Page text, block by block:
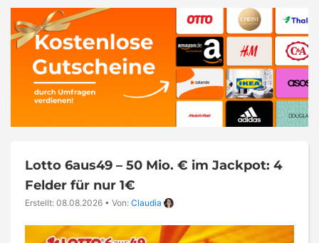
Lotto 6aus49 – 50 Mio. € im Jackpot: 4
Felder für nur 1€
Erstellt: 08.08.2026 • Von: Claudia